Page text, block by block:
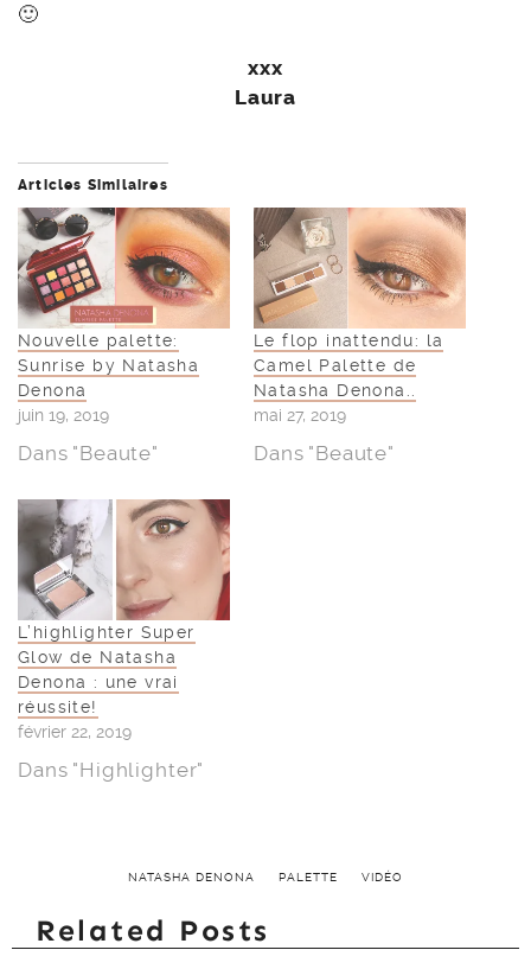
🙂
xxx
Laura
Articles Similaires
Nouvelle palette:
Sunrise by Natasha
Denona
juin 19, 2019
Dans "Beaute"
Le flop inattendu: la
Camel Palette de
Natasha Denona..
mai 27, 2019
Dans "Beaute"
L’highlighter Super
Glow de Natasha
Denona : une vrai
réussite!
février 22, 2019
Dans "Highlighter"
NATASHA DENONA PALETTE VIDÉO
Related Posts